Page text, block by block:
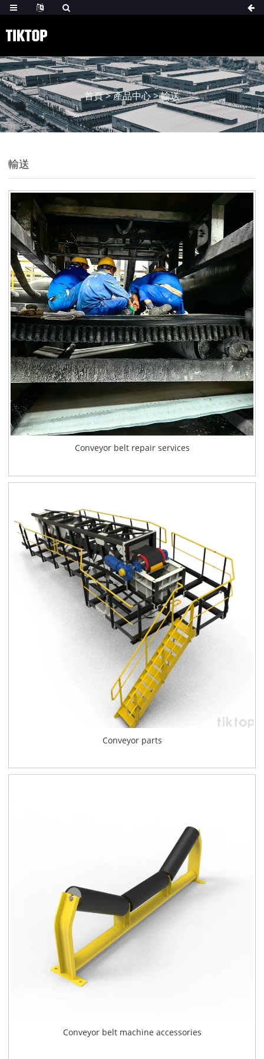
首頁>產品中心>輸送
輸送
Conveyor belt repair services
Conveyor parts
Conveyor belt machine accessories